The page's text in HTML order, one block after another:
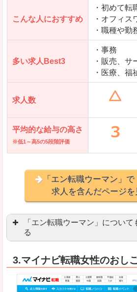
「とらばーゆ」で「
求人を含んだページ
こんな人におすすめ
・初めて転
・オフィス
・職種や
多い求人Best3
・事務
・販売、サ
・医療、福
求人数
平均的な給与の高さ
※低1～高5の5段階評価
「エン転職ウーマン」
求人を含んだページを
「エン転職ウーマン」につい
る
良いところ
職種や勤務地など、す
3.マイナビ転職女性のおし